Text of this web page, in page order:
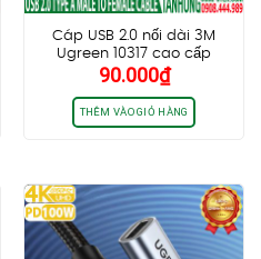
Cáp USB 2.0 nối dài 3M
Ugreen 10317 cao cấp
chính hãng
90.000₫
THÊM VÀO GIỎ HÀNG